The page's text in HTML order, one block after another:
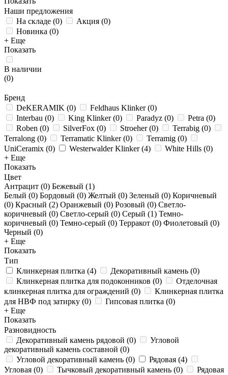
Наши предложения
На складе (0) Акция (0)
Новинка (0)
+ Еще
Показать
В наличии
(0)
Бренд
DeKERAMIK (0) Feldhaus Klinker(0)
Interbau (0) King Klinker(0) Paradyz (0) Petra (0)
Roben (0) SilverFox (0) Stroeher(0) Terrabig (0)
Terralong (0) Terramatic Klinker(0) Terramig (0)
UniCeramix (0) Westerwalder Klinker(4) White Hills (0)
+ Еще
Показать
Цвет
Антрацит (0) Бежевый (1)
Белый (0) Бордовый (0) Желтый (0) Зеленый (0) Коричневый
(0) Красный (2) Оранжевый (0) Розовый (0) Светло-
коричневый (0) Светло-серый (0) Серый (1) Темно-
коричневый (0) Темно-серый (0) Терракот (0) Фиолетовый (0)
Черный (0)
+ Еще
Показать
Тип
Клинкерная плитка (4) Декоративный камень (0)
Клинкерная плитка для подоконников (0)
Отделочная
клинкерная плитка для ограждений (0)
Клинкерная плитка
для НВФ под затирку (0) Гипсовая плитка (0)
+ Еще
Показать
Разновидность
Декоративный камень рядовой (0)
Угловой
декоративный камень составной (0)
Угловой декоративный камень (0) Рядовая (4)
Угловая (0) Тычковый декоративный камень (0)
Рядовая